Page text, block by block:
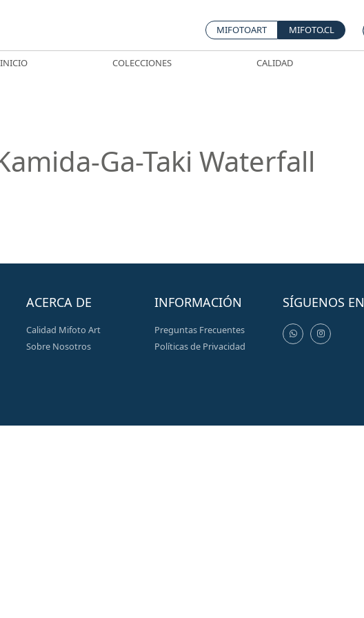
MIFOTOART MIFOTO.CL
INICIO COLECCIONES CALIDAD
Ga-Taki Waterfall
ACERCA DE
Calidad Mifoto Art
Sobre Nosotros
INFORMACIÓN
Preguntas Frecuentes
Políticas de Privacidad
SÍGUENOS EN